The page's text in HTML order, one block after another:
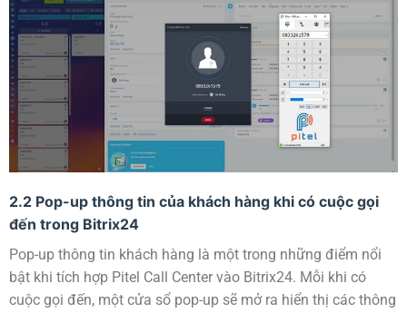
2.2 Pop-up thông tin của khách hàng khi có cuộc gọi
đến trong Bitrix24
Pop-up thông tin khách hàng là một trong những điểm nổi
bật khi tích hợp Pitel Call Center vào Bitrix24. Mỗi khi có
cuộc gọi đến, một cửa sổ pop-up sẽ mở ra hiển thị các thông